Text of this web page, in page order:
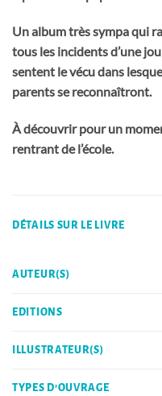
Un album très sympa qui
tous les incidents d’une
sentent le vécu dans
parents se reconnaîtront.
À découvrir pour un
rentrant de l’école.
DÉTAILS SUR LE LIVRE
AUTEUR(S)
EDITIONS
ILLUSTRATEUR(S)
TYPES D'OUVRAGE